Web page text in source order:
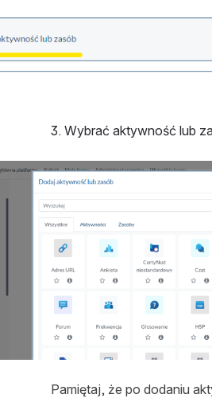
3. Wybrać aktywność lub
Pamiętaj, że po dodaniu